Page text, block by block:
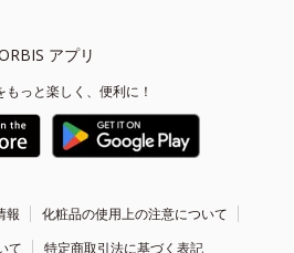
アプリ
もっと楽しく、便利に！
報
化粧品の使用上の注意について
て
特定商取引法に基づく表記